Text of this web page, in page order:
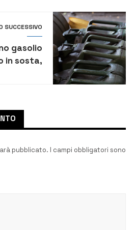
SUCCESSIVO
gasolio
in sosta,
pubblicato. I campi obbligatori sono